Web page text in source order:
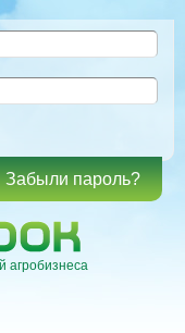
Забыли пароль?
агробизнеса